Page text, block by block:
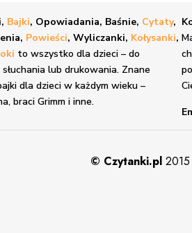
Bajki, Opowiadania, Baśnie, Cytaty,
Powieści, Wyliczanki, Kołysanki,
to wszystko dla dzieci – do
lub drukowania. Znane
dla dzieci w każdym wieku –
braci Grimm i inne.
© Czytanki.pl